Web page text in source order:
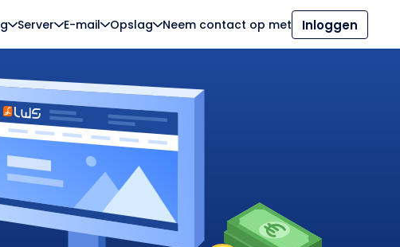
Server E-mail Opslag Neem contact op met Inloggen